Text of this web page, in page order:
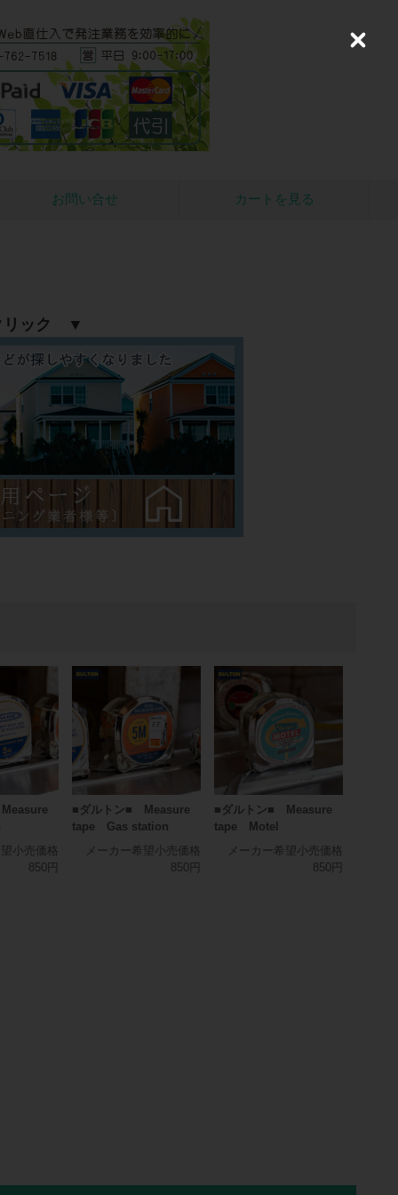
お問い合せ カートを見る
リック ▼
小売価格
850円
■ダルトン■ Measure
tape Gas station
メーカー希望小売価格
850円
■ダルトン■ Measure
tape Motel
メーカー希望小売価格
850円
C